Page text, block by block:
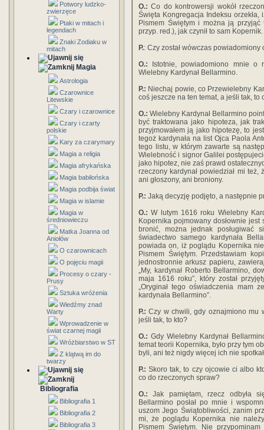
Potwory ludzko-
zwierzęce
Ptaki w mitach i
legendach
Znaki Zodiaku w
mitach
Magia
Astrologia
Czarownice
Litewskie
Czary i czarownice
Czary i czarty
polskie
Kary za czarymary
Magia a religia
Magia afrykańska
Magia babilońska
Magia podbija świat
Magia w islamie
Magia w
średniowieczu
Matka Joanna od
Aniołów
O czarownicach
O pojęciu magii
Procesy o czary -
Prusy
Sztuka wróżenia
Wiedźmy znad
Warty
Wprowadzenie w
świat czarnej magii
Wróżbiarstwo w ST
Z klątwą im do
twarzy
Bibliografia
Bibliografia 1
Bibliografia 2
Bibliografia 3
O.: Co do kontrowersji wokół
Święta Kongregacja Indeksu
Pismem Świętym i można ją
przyp. red.), jak czynił to sam Kopernik.
P.: Czy został wówczas
O.: Istotnie, powiadomiono mnie o
Wielebny Kardynał Bellarmino.
P.: Niechaj powie, co Przewielebny
coś jeszcze na ten temat, a jeśli tak, to
O.: Wielebny Kardynał Bellarmino
być traktowana jako hipoteza, jak
przyjmowałem ją jako hipotezę, to
tegoż kardynała na list Ojca Paola
tego listu, w którym zawarte są
Wielebność i signor Galilei
jako hipotez, nie zaś prawd
rzeczony kardynał powiedział mi
ani głoszony, ani broniony.
P.: Jaką decyzję podjęto, a następnie
O.: W lutym 1616 roku Wielebny
Kopernika pojmowany dosłownie
bronić, można jednak posługiwać
świadectwo samego kardynała
powiada on, iż poglądu Kopernika
Pismem Świętym. Przedstawiam
jednostronnie arkusz papieru,
„My, kardynał Roberto Bellarmino,
maja 1616 roku”, który został
„Oryginał tego oświadczenia
kardynała Bellarmino”.
P.: Czy w chwili, gdy oznajmiono mu
jeśli tak, to kto?
O.: Gdy Wielebny Kardynał
temat teorii Kopernika, było przy tym
byli, ani też nigdy więcej ich nie
P.: Skoro tak, to czy ojcowie ci albo
co do rzeczonych spraw?
O.: Jak pamiętam, rzecz odbyła
Bellarmino posłał po mnie i
uszom Jego Świątobliwości, zanim
mi, że poglądu Kopernika nie
Pismem Świętym. Nie